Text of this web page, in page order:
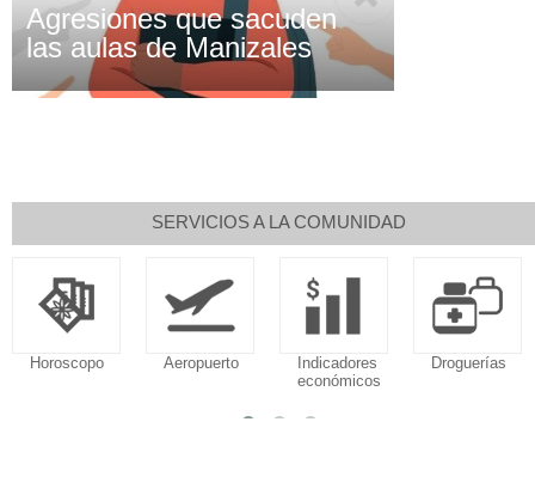
Agresiones que sacuden
las aulas de Manizales
SERVICIOS A LA COMUNIDAD
Horoscopo Aeropuerto
Indicadores
económicos
Droguerías